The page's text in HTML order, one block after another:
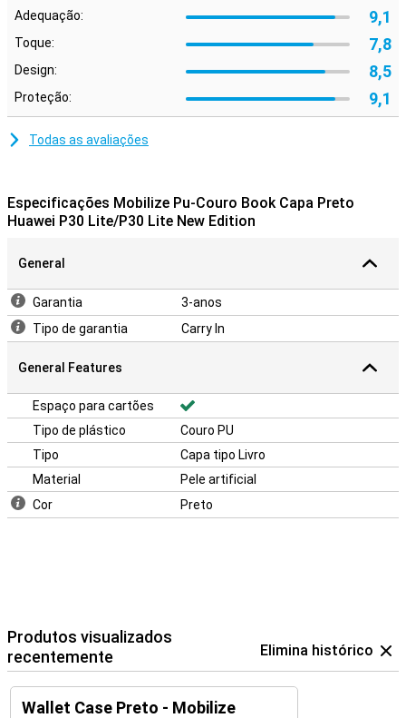
Adequação: 9,1
Toque: 7,8
Design: 8,5
Proteção: 9,1
Todas as avaliações
Especificações Mobilize Pu-Couro Book Capa Preto
Huawei P30 Lite/P30 Lite New Edition
General
Garantia
3-anos
Tipo de garantia
Carry In
General Features
Espaço para cartões
Tipo de plástico
Couro PU
Tipo
Capa tipo Livro
Material
Pele artificial
Cor
Preto
Produtos visualizados
recentemente
Elimina histórico
Wallet Case Preto - Mobilize